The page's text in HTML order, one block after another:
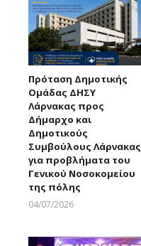
Πρόταση Δημοτικής
Ομάδας ΔΗΣΥ
Λάρνακας προς
Δήμαρχο και
Δημοτικούς
Συμβούλους Λάρνακας
για προβλήματα του
Γενικού Νοσοκομείου
της πόλης
04/07/2026